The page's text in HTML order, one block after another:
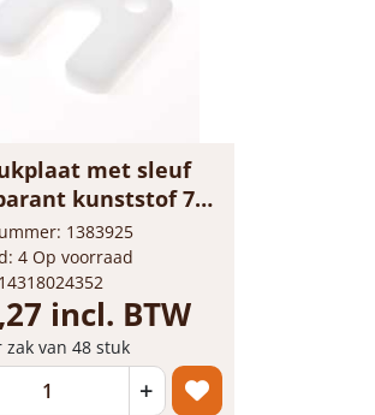
met sleuf
kunststof 70
34746
1383925
4 Op voorraad
incl. BTW
zak van 48 stuk
+